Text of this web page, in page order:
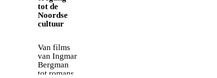
tot de
Noordse
cultuur
Van films
van Ingmar
Bergman
tot romans